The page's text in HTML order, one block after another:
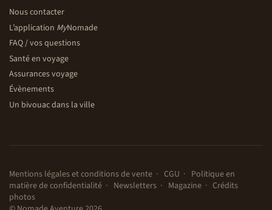
Nous contacter
L’application MyNomade
FAQ / vos questions
Santé en voyage
Assurances voyage
Évènements
Un bivouac dans la ville
Mentions légales et conditions de vente CGU
Politique en
matière de confidentialité
Newsletters Magazine
Crédits
photos